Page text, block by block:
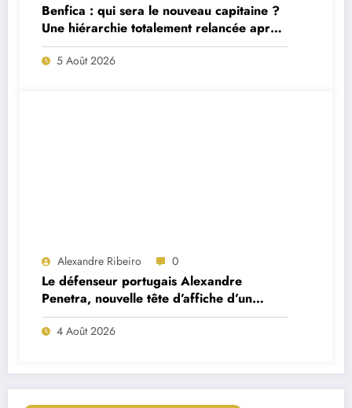
Benfica : qui sera le nouveau capitaine ?
Une hiérarchie totalement relancée après
deux départs majeurs
5 Août 2026
Alexandre Ribeiro 0
Le défenseur portugais Alexandre
Penetra, nouvelle tête d’affiche d’un
projet très ambitieux
4 Août 2026